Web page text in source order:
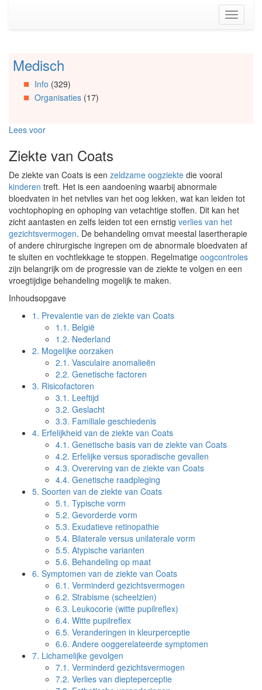
(Accesskey
Toggle
Spring
Artikels
Spring
Spring
Organisaties
Spring
naar
Social
media
Medisch
Info (329)
Organisaties(17)
Lees voor
Ziekte van Coats
De ziekte van Coats is een zeldzame oogziekte die vooral
kinderen treft. Het is een aandoening waarbij abnormale
bloedvaten in het netvlies van het oog lekken, wat kan leiden tot
vochtophoping en ophoping van vetachtige stoffen. Dit kan het
zicht aantasten en zelfs leiden tot een ernstig verlies van het
gezichtsvermogen. De behandeling omvat meestal lasertherapie
of andere chirurgische ingrepen om de abnormale bloedvaten af
te sluiten en vochtlekkage te stoppen. Regelmatige oogcontroles
zijn belangrijk om de progressie van de ziekte te volgen en een
vroegtijdige behandeling mogelijk te maken.
Inhoudsopgave
1. Prevalentie van de ziekte van Coats
1.1. België
1.2. Nederland
2. Mogelijke oorzaken
2.1. Vasculaire anomalieën
2.2. Genetische factoren
3. Risicofactoren
3.1. Leeftijd
3.2. Geslacht
3.3. Familiale geschiedenis
4. Erfelijkheid van de ziekte van Coats
4.1. Genetische basis van de ziekte van Coats
4.2. Erfelijke versus sporadische gevallen
4.3. Overerving van de ziekte van Coats
4.4. Genetische raadpleging
5. Soorten van de ziekte van Coats
5.1. Typische vorm
5.2. Gevorderde vorm
5.3. Exudatieve retinopathie
5.4. Bilaterale versus unilaterale vorm
5.5. Atypische varianten
5.6. Behandeling op maat
6. Symptomen van de ziekte van Coats
6.1. Verminderd gezichtsvermogen
6.2. Strabisme (scheelzien)
6.3. Leukocorie (witte pupilreflex)
6.4. Witte pupilreflex
6.5. Veranderingen in kleurperceptie
6.6. Andere ooggerelateerde symptomen
7. Lichamelijke gevolgen
7.1. Verminderd gezichtsvermogen
7.2. Verlies van diepteperceptie